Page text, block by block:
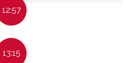
12:57
13:15